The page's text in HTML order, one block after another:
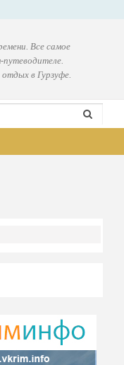
Все самое
путеводителе.
отдых в Гурзуфе.